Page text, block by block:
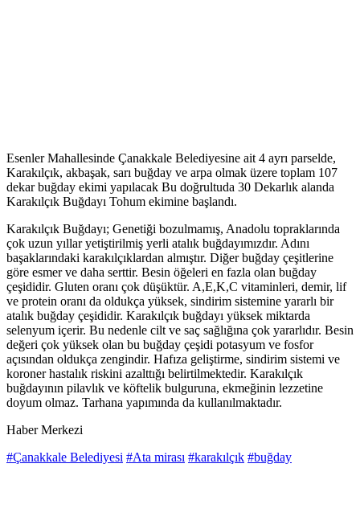
Esenler Mahallesinde Çanakkale Belediyesine ait 4 ayrı parselde,
Karakılçık, akbaşak, sarı buğday ve arpa olmak üzere toplam 107
dekar buğday ekimi yapılacak Bu doğrultuda 30 Dekarlık alanda
Karakılçık Buğdayı Tohum ekimine başlandı.
Karakılçık Buğdayı; Genetiği bozulmamış, Anadolu topraklarında
çok uzun yıllar yetiştirilmiş yerli atalık buğdayımızdır. Adını
başaklarındaki karakılçıklardan almıştır. Diğer buğday çeşitlerine
göre esmer ve daha serttir. Besin öğeleri en fazla olan buğday
çeşididir. Gluten oranı çok düşüktür. A,E,K,C vitaminleri, demir, lif
ve protein oranı da oldukça yüksek, sindirim sistemine yararlı bir
atalık buğday çeşididir. Karakılçık buğdayı yüksek miktarda
selenyum içerir. Bu nedenle cilt ve saç sağlığına çok yararlıdır. Besin
değeri çok yüksek olan bu buğday çeşidi potasyum ve fosfor
açısından oldukça zengindir. Hafıza geliştirme, sindirim sistemi ve
koroner hastalık riskini azalttığı belirtilmektedir. Karakılçık
buğdayının pilavlık ve köftelik bulguruna, ekmeğinin lezzetine
doyum olmaz. Tarhana yapımında da kullanılmaktadır.
Haber Merkezi
#Çanakkale Belediyesi #Ata mirası #karakılçık #buğday